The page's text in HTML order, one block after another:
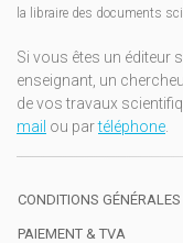
la libraire des documents
Si vous êtes un éditeur
enseignant, un
de vos travaux
mail ou partéléphone
CONDITIONS
PAIEMENT & TVA